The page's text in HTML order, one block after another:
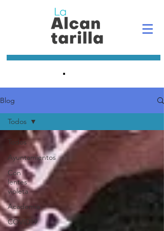
.
Blog
Todos
Ayuntamientos
Con
lentes
violeta
Academia
COVID19
Todos